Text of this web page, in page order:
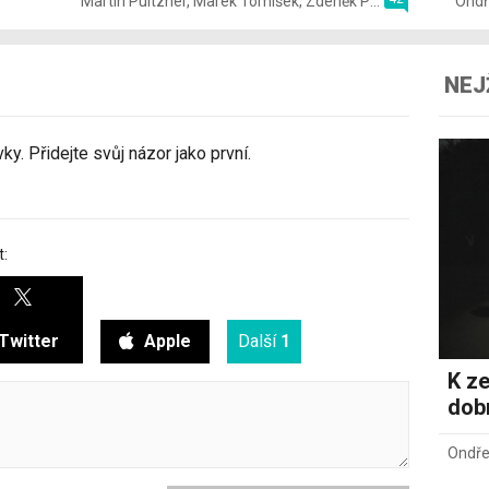
Přidejte svůj názor jako první.
Apple Další 1
K